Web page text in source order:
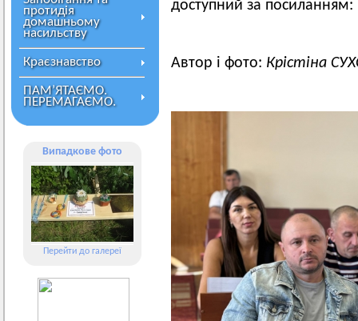
протидія
домашньому
насильству
Краєзнавство
ПАМ’ЯТАЄМО.
ПЕРЕМАГАЄМО.
Випадкове фото
Перейти до галереї
доступний за посиланням:
Автор і фото: Крістіна